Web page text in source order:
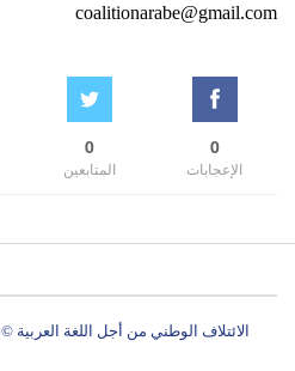
coalitionarabe@gmail.com
0
الإعجابات
0
المتابعين
الائتلاف الوطني من أجل اللغة العربية © 2021 - جميع الحقوق محفوظة.